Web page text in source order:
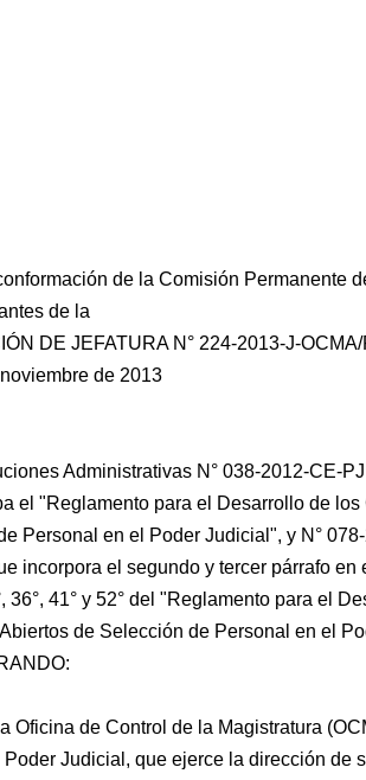
de la Comisión Permanente
de la
DE JEFATURA N° 224-2013-J-OCMA/
de 2013
Administrativas N° 038-2012-CE-
el "Reglamento para el Desarrollo de
Personal en el Poder Judicial", y N°
incorpora el segundo y tercer párrafo en
36°, 41° y 52° del "Reglamento para el
de Selección de Personal en el
Oficina de Control de la Magistratura
Judicial, que ejerce la dirección de